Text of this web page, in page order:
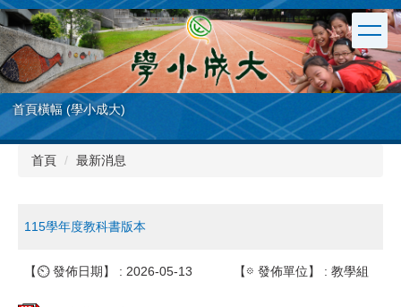
跳
到
主
要
內
容
區
首頁橫幅 (學小成大)
首頁 最新消息
115學年度教科書版本
【⏲︎ 發佈日期】 : 2026-05-13 【𖡼 發佈單位】 : 教學組